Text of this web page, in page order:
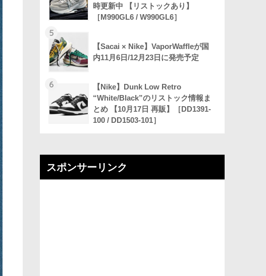
時更新中 【リストックあり】
［M990GL6 / W990GL6］
5
【Sacai × Nike】VaporWaffleが国
内11月6日/12月23日に発売予定
6
【Nike】Dunk Low Retro
“White/Black”のリストック情報ま
とめ 【10月17日 再販】［DD1391-
100 / DD1503-101］
スポンサーリンク